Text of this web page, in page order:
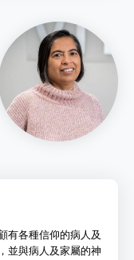
有各種信仰的病人及
並與病人及家屬的神